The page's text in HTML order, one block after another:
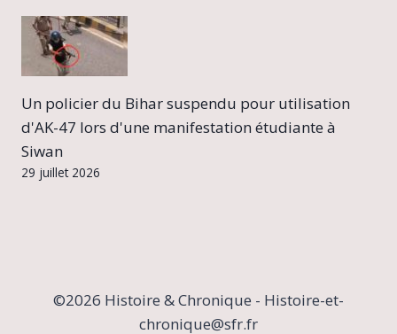
Un policier du Bihar suspendu pour utilisation
d'AK-47 lors d'une manifestation étudiante à
Siwan
29 juillet 2026
©2026 Histoire & Chronique - Histoire-et-
chronique@sfr.fr